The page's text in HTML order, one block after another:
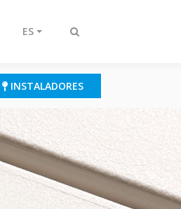
Alternar
ES
INSTALADORES